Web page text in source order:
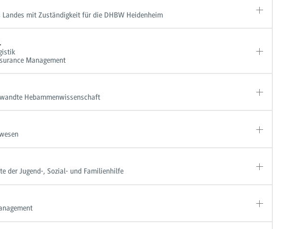
mit Zuständigkeit für die DHBW Heidenheim
Management
Hebammenwissenschaft
der Jugend-, Sozial- und Familienhilfe